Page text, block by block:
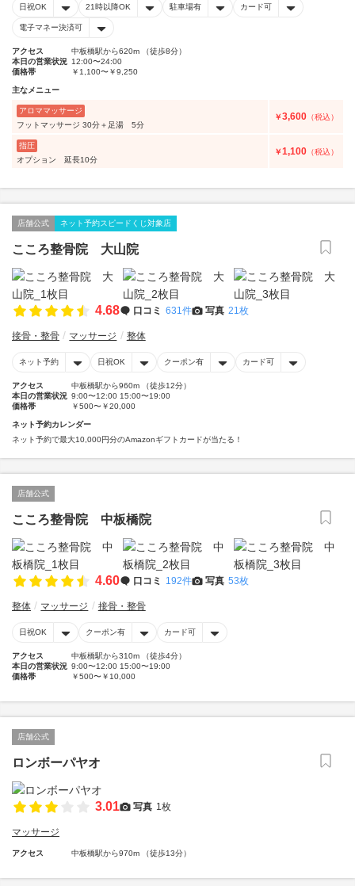
日祝OK 21時以降OK 駐車場有 カード可
電子マネー決済可
アクセス
中板橋駅から620m （徒歩8分）
本日の営業状況 12:00〜24:00
価格帯
￥1,100〜￥9,250
主なメニュー
アロママッサージ
フットマッサージ 30分＋足湯 5分
￥3,600 （税込）
指圧
オプション 延長10分
￥1,100 （税込）
店舗公式 ネット予約スピードくじ対象店
こころ整骨院 大山院
4.68 口コミ 631件 写真 21枚
接骨・整骨 マッサージ 整体
ネット予約 日祝OK クーポン有 カード可
アクセス
中板橋駅から960m （徒歩12分）
本日の営業状況 9:00〜12:00 15:00〜19:00
価格帯
￥500〜￥20,000
ネット予約カレンダー
ネット予約で最大10,000円分のAmazonギフトカードが当たる！
店舗公式
こころ整骨院 中板橋院
4.60 口コミ 192件 写真 53枚
整体 マッサージ 接骨・整骨
日祝OK クーポン有 カード可
アクセス
中板橋駅から310m （徒歩4分）
本日の営業状況 9:00〜12:00 15:00〜19:00
価格帯
￥500〜￥10,000
店舗公式
ロンボーパヤオ
3.01 写真 1枚
マッサージ
アクセス 中板橋駅から970m （徒歩13分）